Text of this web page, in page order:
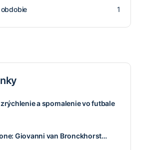
1
a spomalenie vo futbale
Giovanni van Bronckhorst…